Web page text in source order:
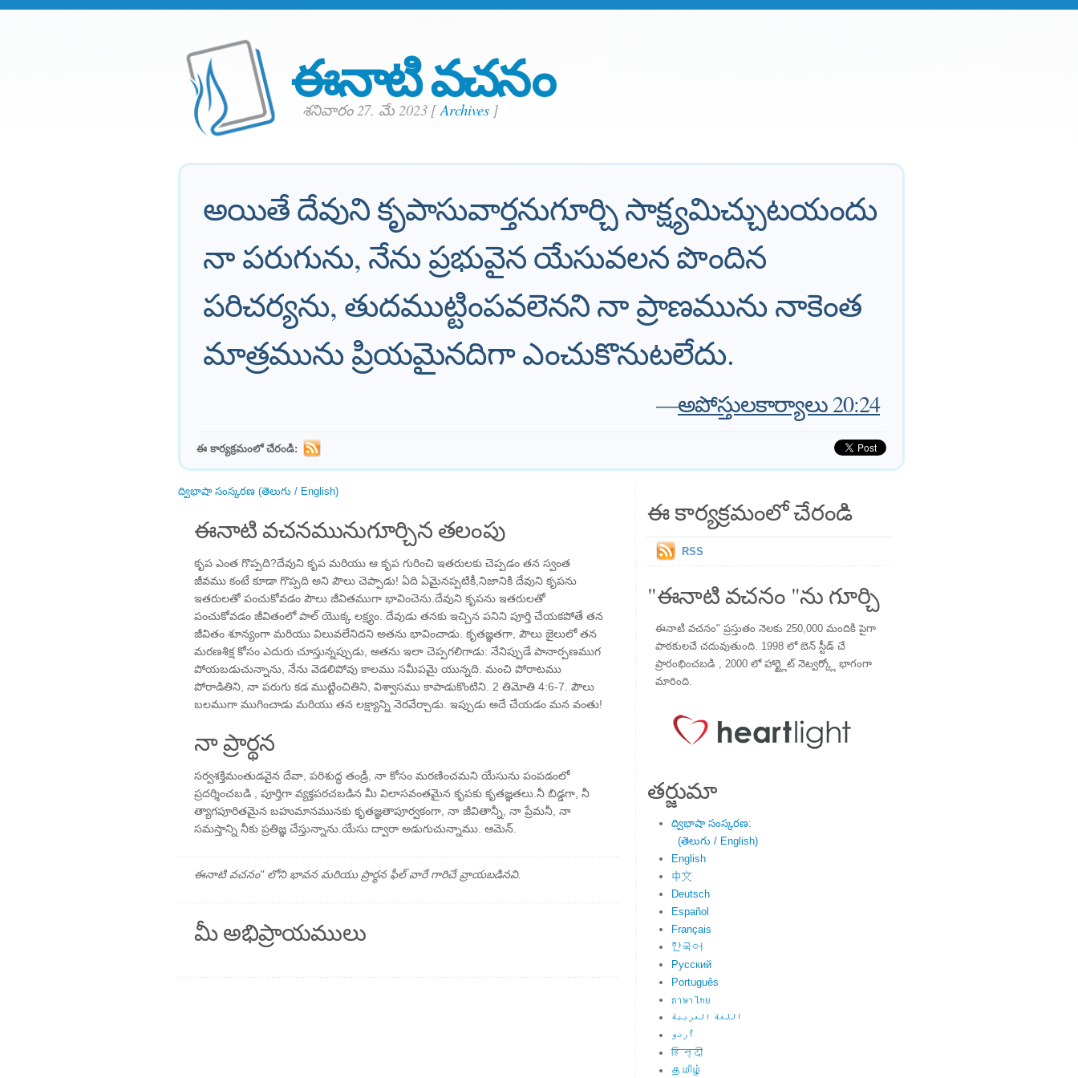
ఈనాటి వచనం
శనివారం 27. మే 2023 [Archives]
అయితే దేవుని కృపాసువార్తనుగూర్చి సాక్ష్యమిచ్చుటయందు
నా పరుగును, నేను ప్రభువైన యేసువలన పొందిన
పరిచర్యను, తుదముట్టింపవలెనని నా ప్రాణమును నాకెంత
మాత్రమును ప్రియమైనదిగా ఎంచుకొనుటలేదు.
—అపోస్తులకార్యాలు 20:24
ఈ కార్యక్రమంలో చేరండి:
ద్విభాషా సంస్కరణ (తెలుగు / English)
ఈనాటి వచనమునుగూర్చిన తలంపు
కృప ఎంత గొప్పది?దేవుని కృప మరియు ఆ కృప గురించి ఇతరులకు చెప్పడం తన స్వంత
జీవము కంటే కూడా గొప్పది అని పౌలు చెప్పాడు! ఏది ఏమైనప్పటికీ,నిజానికి దేవుని కృపను
ఇతరులతో పంచుకోవడం పౌలు జీవితముగా భావించెను.దేవుని కృపను ఇతరులతో
పంచుకోవడం జీవితంలో పాల్ యొక్క లక్ష్యం. దేవుడు తనకు ఇచ్చిన పనిని పూర్తి చేయకపోతే తన
జీవితం శూన్యంగా మరియు విలువలేనిదని అతను భావించాడు. కృతజ్ఞతగా, పౌలు జైలులో తన
మరణశిక్ష కోసం ఎదురు చూస్తున్నప్పుడు, అతను ఇలా చెప్పగలిగాడు: నేనిప్పుడే పానార్పణముగ
పోయబడుచున్నాను, నేను వెడలిపోవు కాలము సమీపమై యున్నది. మంచి పోరాటము
పోరాడితిని, నా పరుగు కడ ముట్టించితిని, విశ్వాసము కాపాడుకొంటిని. 2 తిమోతి 4:6-7. పౌలు
బలముగా ముగించాడు మరియు తన లక్ష్యాన్ని నెరవేర్చాడు. ఇప్పుడు అదే చేయడం మన వంతు!
నా ప్రార్థన
సర్వశక్తిమంతుడవైన దేవా, పరిశుద్ధ తండ్రీ, నా కోసం మరణించమని యేసును పంపడంలో
ప్రదర్శించబడి , పూర్తిగా వ్యక్తపరచబడిన మీ విలాసవంతమైన కృపకు కృతజ్ఞతలు.నీ బిడ్డగా, నీ
త్యాగపూరితమైన బహుమానమునకు కృతజ్ఞతాపూర్వకంగా, నా జీవితాన్నీ, నా ప్రేమనీ, నా
సమస్తాన్ని నీకు ప్రతిజ్ఞ చేస్తున్నాను.యేసు ద్వారా అడుగుచున్నాము. ఆమెన్.
ఈనాటి వచనం" లోని భావన మరియు ప్రార్థన ఫీల్ వారే గారిచే వ్రాయబడినవి.
మీ అభిప్రాయములు
ఈ కార్యక్రమంలో చేరండి
RSS
"ఈనాటి వచనం "ను గూర్చి
ఈనాటి వచనం" ప్రస్తుతం నెలకు 250,000 మందికి పైగా
పాఠకులచే చదువుతుంది. 1998 లో బెన్ స్టీడ్ చే
ప్రారంభించబడి , 2000 లో హార్ట్లైట్ నెట్వర్క్లో భాగంగా
మారింది.
తర్జుమా
ద్విభాషా సంస్కరణ:
(తెలుగు / English)
English
中文
Deutsch
Español
Français
한국어
Русский
Português
ภาษาไทย
اللغة العربية
اُردو
हिन्दी
தமிழ்